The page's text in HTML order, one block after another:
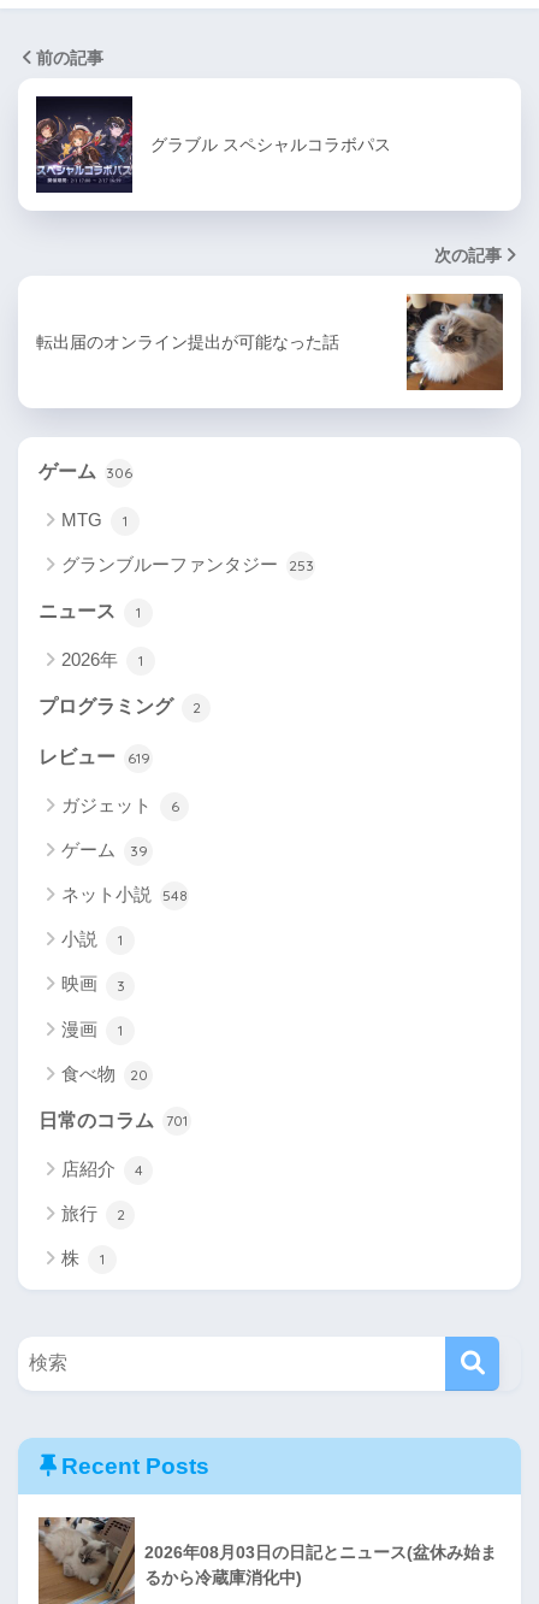
前の記事
グラブル スペシャルコラボパス
次の記事
転出届のオンライン提出が可能なった話
ゲーム 306
MTG 1
グランブルーファンタジー 253
ニュース 1
2026年 1
プログラミング 2
レビュー 619
ガジェット 6
ゲーム 39
ネット小説 548
小説 1
映画 3
漫画 1
食べ物 20
日常のコラム 701
店紹介 4
旅行 2
株 1
Recent Posts
2026年08月03日の日記とニュース(盆休み始ま
るから冷蔵庫消化中)